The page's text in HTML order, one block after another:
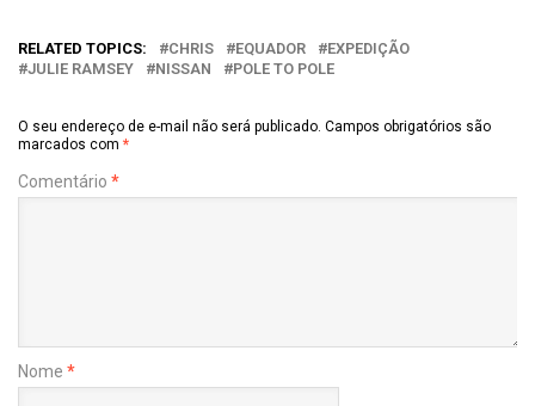
RELATED TOPICS: CHRIS EQUADOR
EXPEDIÇÃO
JULIE RAMSEY
NISSAN POLE TO POLE
O seu endereço de e-mail não será publicado. Campos obrigatórios são
marcados com *
Comentário *
Nome *